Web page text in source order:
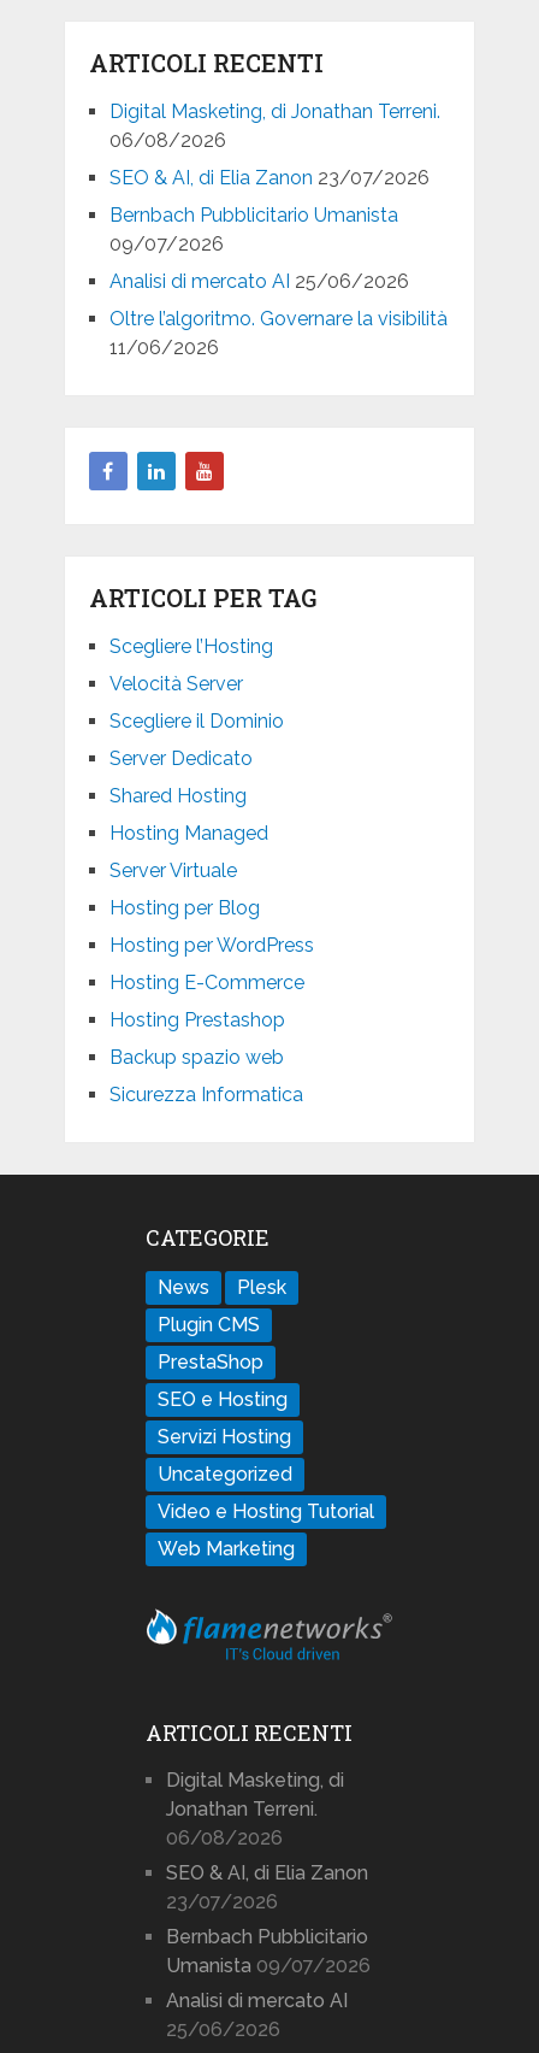
ARTICOLI RECENTI
Digital Masketing, di Jonathan Terreni.
06/08/2026
SEO & AI, di Elia Zanon 23/07/2026
Bernbach Pubblicitario Umanista
09/07/2026
Analisi di mercato AI 25/06/2026
Oltre l’algoritmo. Governare la visibilità
11/06/2026
ARTICOLI PER TAG
Scegliere l’Hosting
Velocità Server
Scegliere il Dominio
Server Dedicato
Shared Hosting
Hosting Managed
Server Virtuale
Hosting per Blog
Hosting per WordPress
Hosting E-Commerce
Hosting Prestashop
Backup spazio web
Sicurezza Informatica
CATEGORIE
News
Plesk
Plugin CMS
PrestaShop
SEO e Hosting
Servizi Hosting
Uncategorized
Video e Hosting Tutorial
Web Marketing
ARTICOLI RECENTI
Digital Masketing, di
Jonathan Terreni.
06/08/2026
SEO & AI, di Elia Zanon
23/07/2026
Bernbach Pubblicitario
Umanista 09/07/2026
Analisi di mercato AI
25/06/2026